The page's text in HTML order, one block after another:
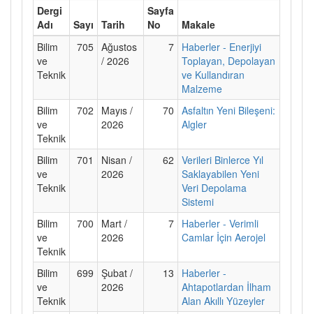
Dergi
Adı
Sayı Tarih
Sayfa
No
Makale
Bilim
ve
Teknik
705 Ağustos
/ 2026
7 Haberler - Enerjiyi
Toplayan, Depolayan
ve Kullandıran
Malzeme
Bilim
ve
Teknik
702
Mayıs /
2026
70 Asfaltın Yeni Bileşeni:
Algler
Bilim
ve
Teknik
701
Nisan /
2026
62 Verileri Binlerce Yıl
Saklayabilen Yeni
Veri Depolama
Sistemi
Bilim
ve
Teknik
700
Mart /
2026
7 Haberler - Verimli
Camlar İçin Aerojel
Bilim
ve
Teknik
699 Şubat /
2026
13
Haberler -
Ahtapotlardan İlham
Alan Akıllı Yüzeyler